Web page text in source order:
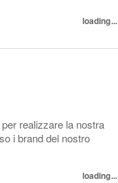
loading...
realizzare la nostra
i brand del nostro
loading...